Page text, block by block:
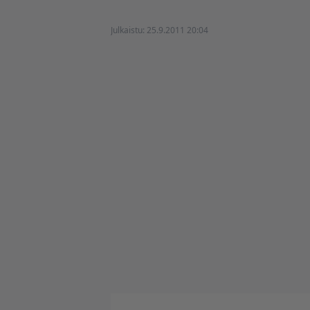
Julkaistu: 25.9.2011 20:04